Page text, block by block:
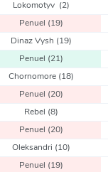
Lokomotyv (2)
Penuel (19)
Dinaz Vysh (19)
Penuel (21)
Chornomore (18)
Penuel (20)
Rebel (8)
Penuel (20)
Oleksandri (10)
Penuel (19)